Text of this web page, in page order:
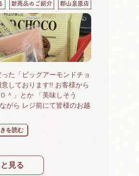
新商品のご紹介 郡山泉原店
た「ビッグアーモンドチョ
しております!! お客様から
＾」とか 「美味しそう
がら レジ前にて皆様のお越
うすぐバレンタイン
を読む
見る